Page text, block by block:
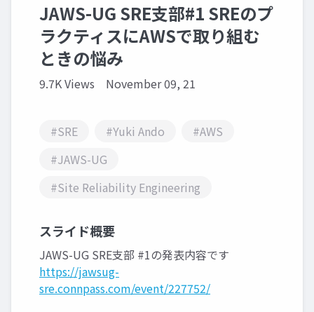
JAWS-UG SRE支部#1 SREのプ
ラクティスにAWSで取り組む
ときの悩み
9.7K Views November 09, 21
#SRE #Yuki Ando
#AWS
#JAWS-UG
#Site Reliability Engineering
スライド概要
JAWS-UG SRE支部 #1の発表内容です
https://jawsug-
sre.connpass.com/event/227752/